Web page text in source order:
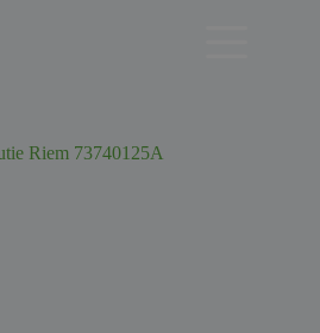
Riem 73740125A